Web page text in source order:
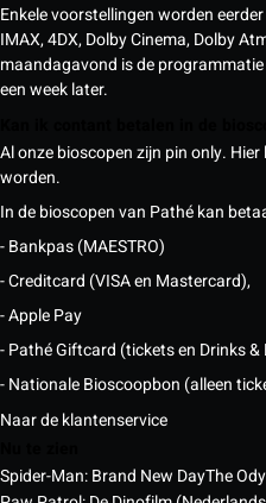
Enkele voorstellingen worden
IMAX, 4DX, Dolby Cinema, Dolby
maandagavond is de
een week later.
Al onze bioscopen zijn pin only. Hier
worden.
In de bioscopen van Pathé kan
- Bankpas (MAESTRO)
- Creditcard (VISA en Mastercard),
- Apple Pay
- Pathé Giftcard (tickets en Drinks &
- Nationale Bioscoopbon (alleen
Naar de klantenservice
Spider-Man: Brand New DayThe